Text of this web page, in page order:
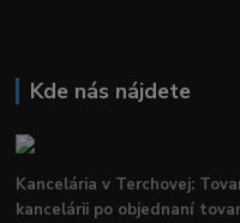
Kde nás nájdete
Kancelária v Terchovej:
kancelárii po objednaní